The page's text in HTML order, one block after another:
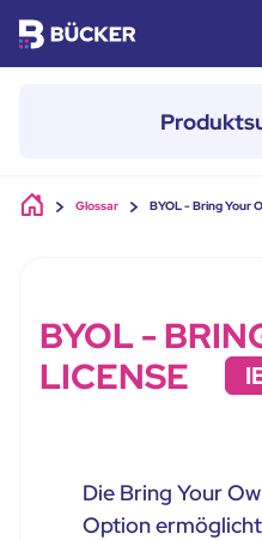
Skip to main content
Glossar BYOL - Bring Your
BYOL -
LICENSE
Die Bring Your
Option